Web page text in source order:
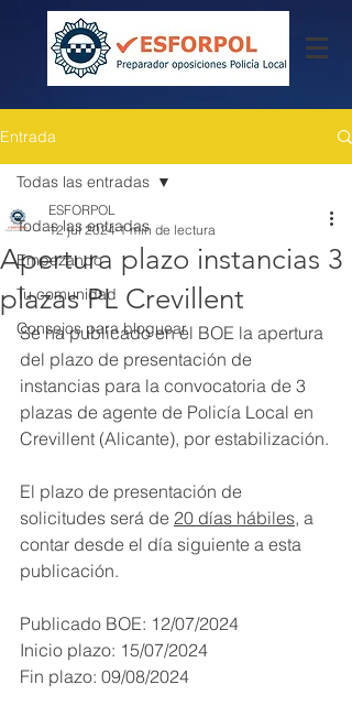
Entrada
Todas las entradas
Empezando
Tu comunidad
Consejos para bloguear
Todas las entradas
Apertura plazo instancias 3
plazas PL Crevillent
ESFORPOL
12 jul 2024 1 min de lectura
Se ha publicado en el BOE la apertura
del plazo de presentación de
instancias para la convocatoria de 3
plazas de agente de Policía Local en
Crevillent (Alicante), por estabilización.
El plazo de presentación de
solicitudes será de 20 días hábiles, a
contar desde el día siguiente a esta
publicación.
Publicado BOE: 12/07/2024
Inicio plazo: 15/07/2024
Fin plazo: 09/08/2024